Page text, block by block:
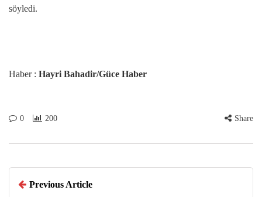
söyledi.
Haber : Hayri Bahadir/Güce Haber
0 200 Share
Previous Article